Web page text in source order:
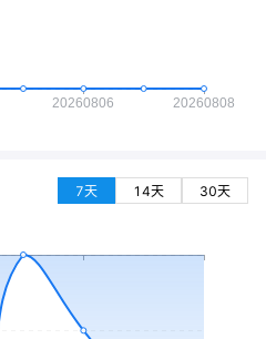
7天 14天 30天